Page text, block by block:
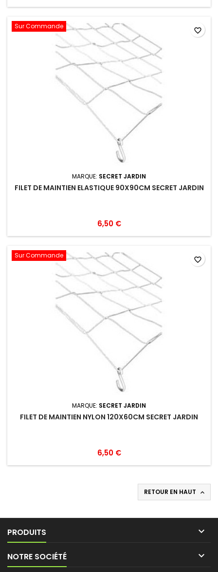
Sur Commande
MARQUE: SECRET JARDIN
FILET DE MAINTIEN ELASTIQUE 90X90CM SECRET JARDIN
6,50 €
favorite_border
Sur Commande
MARQUE: SECRET JARDIN
FILET DE MAINTIEN NYLON 120X60CM SECRET JARDIN
6,50 €
favorite_border
RETOUR EN HAUT 
PRODUITS 
NOTRE SOCIÉTÉ 